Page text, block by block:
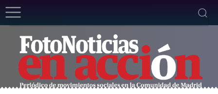
Activistas toman el lago de El Retiro para